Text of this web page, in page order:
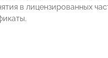
в лицензированных